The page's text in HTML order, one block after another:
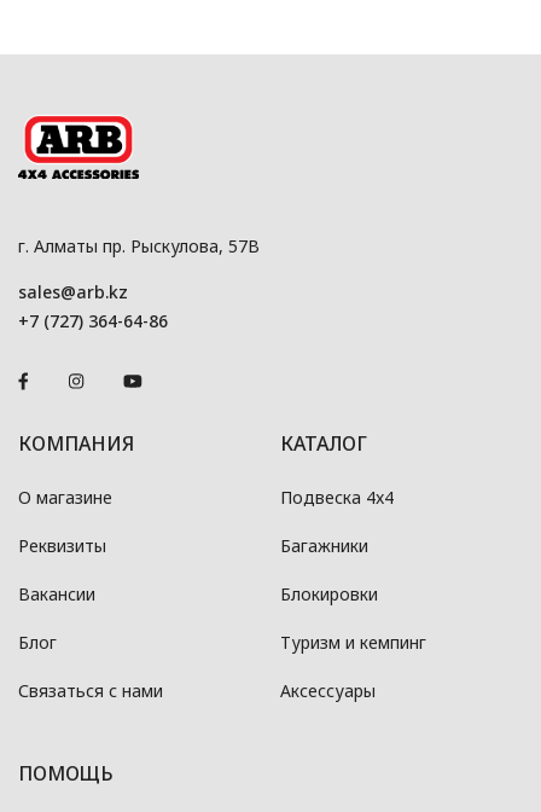
г. Алматы пр. Рыскулова, 57В
sales@arb.kz
+7 (727) 364-64-86
КОМПАНИЯ
О магазине
Реквизиты
Вакансии
Блог
Связаться с нами
КАТАЛОГ
Подвеска 4x4
Багажники
Блокировки
Туризм и кемпинг
Аксессуары
ПОМОЩЬ